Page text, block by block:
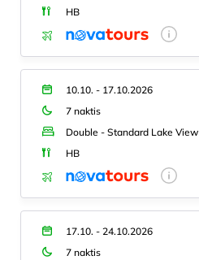
HB
10.10. - 17.10.2026
7 naktis
Double - Standard Lake View
HB
17.10. - 24.10.2026
7 naktis